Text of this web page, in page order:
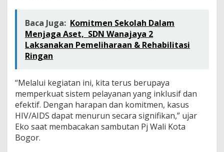
Baca Juga: Komitmen Sekolah Dalam
Menjaga Aset, SDN Wanajaya 2
Laksanakan Pemeliharaan & Rehabilitasi
Ringan
“Melalui kegiatan ini, kita terus berupaya
memperkuat sistem pelayanan yang inklusif dan
efektif. Dengan harapan dan komitmen, kasus
HIV/AIDS dapat menurun secara signifikan,” ujar
Eko saat membacakan sambutan Pj Wali Kota
Bogor.